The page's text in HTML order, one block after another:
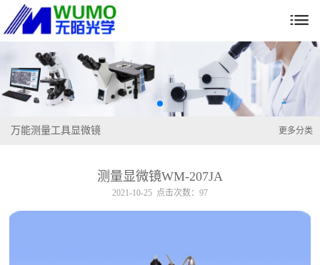

更多分类
万能测量工具显微镜
测量显微镜WM-207JA
2021-10-25 点击次数：97